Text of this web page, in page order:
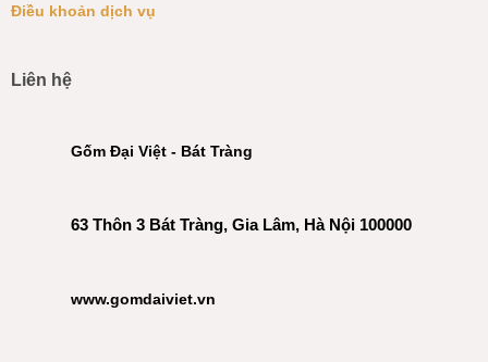
Điều khoản dịch vụ
Liên hệ
Gốm Đại Việt - Bát Tràng
63 Thôn 3 Bát Tràng, Gia Lâm, Hà Nội 100000
www.gomdaiviet.vn